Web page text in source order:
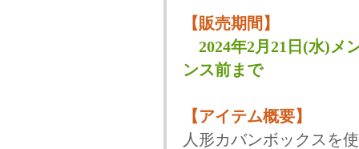
【販売期間】
2024年2月21日(水)メ
ンス前まで
【アイテム概要】
人形カバンボックスを